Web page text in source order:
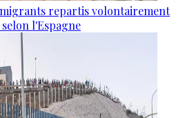
repartis volontairement
l'Espagne